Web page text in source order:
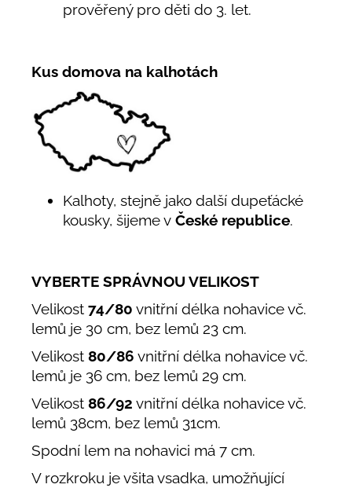
prověřený pro děti do 3. let.
Kus domova na kalhotách
Kalhoty, stejně jako další dupeťácké
kousky, šijeme v České republice.
VYBERTE SPRÁVNOU VELIKOST
Velikost 74/80 vnitřní délka nohavice vč.
lemů je 30 cm, bez lemů 23 cm.
Velikost 80/86 vnitřní délka nohavice vč.
lemů je 36 cm, bez lemů 29 cm.
Velikost 86/92 vnitřní délka nohavice vč.
lemů 38cm, bez lemů 31cm.
Spodní lem na nohavici má 7 cm.
V rozkroku je všita vsadka, umožňující